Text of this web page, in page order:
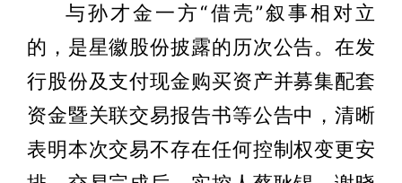
与孙才金一方“借壳”叙事相对立
的，是星徽股份披露的历次公告。在发
行股份及支付现金购买资产并募集配套
资金暨关联交易报告书等公告中，清晰
表明本次交易不存在任何控制权变更安